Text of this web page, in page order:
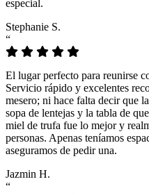
especial.
Stephanie S.
“
El lugar perfecto para reunirse
Servicio rápido y excelentes
mesero; ni hace falta decir que
sopa de lentejas y la tabla de
miel de trufa fue lo mejor y
personas. Apenas teníamos
aseguramos de pedir una.
Jazmin H.
“